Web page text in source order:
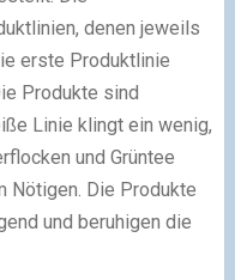
denen jeweils
erste Produktlinie
Produkte sind
Linie klingt ein wenig,
und Grüntee
Nötigen. Die Produkte
und beruhigen die